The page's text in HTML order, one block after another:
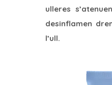
ulleres
desinflamen
l’ull.